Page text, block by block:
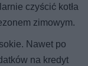
czyścić kotła
zimowym.
Nawet po
na kredyt